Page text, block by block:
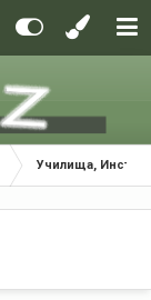
Училища,